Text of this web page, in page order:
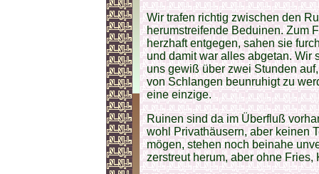
Wir trafen richtig zwischen den
herumstreifende Beduinen. Zum
herzhaft entgegen, sahen sie
und damit war alles abgetan. Wir
uns gewiß über zwei Stunden
von Schlangen beunruhigt zu
eine einzige.
Ruinen sind da im Überfluß
wohl Privathäusern, aber keinen
mögen, stehen noch beinahe
zerstreut herum, aber ohne